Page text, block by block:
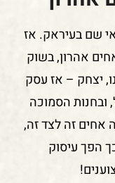
שלנו מתחיל בשנת 1824 – אי שם בעיראק. אז
אהרון, בשוק
יצחק – אז עסק
ובחנות הסמוכה
אחים זה לצד זה,
הפך עיסוק